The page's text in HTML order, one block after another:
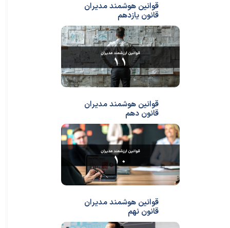
قوانین هوشمند مدیران
قانون یازدهم
قوانین هوشمند مدیران
قانون دهم
قوانین هوشمند مدیران
قانون نهم